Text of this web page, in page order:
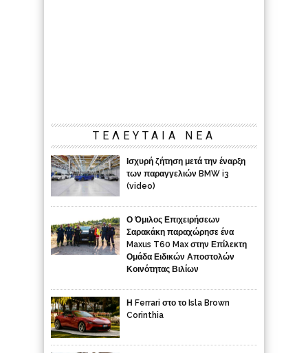
ΤΕΛΕΥΤΑΙΑ ΝΕΑ
Ισχυρή ζήτηση μετά την έναρξη
των παραγγελιών BMW i3
(video)
Ο Όμιλος Επιχειρήσεων
Σαρακάκη παραχώρησε ένα
Maxus T60 Max στην Επίλεκτη
Ομάδα Ειδικών Αποστολών
Κοινότητας Βιλίων
Η Ferrari στο το Isla Brown
Corinthia